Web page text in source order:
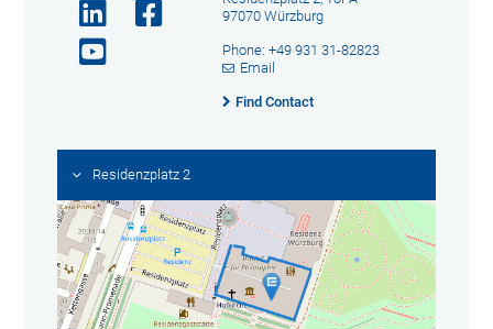
97070 Würzburg
Phone: +49 931 31-82823
Email
Find Contact
Residenzplatz 2